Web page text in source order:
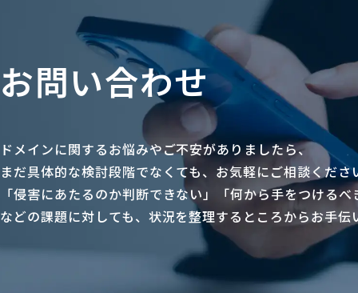
お問い合わせ
ドメインに関するお悩みやご不安がありましたら、
まだ具体的な検討段階でなくても、お気軽にご相談くださ
「侵害にあたるのか判断できない」「何から手をつける
などの課題に対しても、状況を整理するところからお手伝